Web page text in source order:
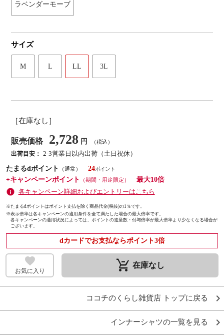
ラベンダーモーブ
サイズ
M L LL 3L
［在庫なし］
販売価格 2,728 円 （税込）
出荷目安： 2-3営業日以内出荷（土日祝休）
たまるdポイント
（通常）
24
+キャンペーンポイント
（期間・用途限定）
最大10倍
各キャンペーン詳細およびエントリーはこちら
※たまるdポイントはポイント支払を除く商品代金(税抜)の1％です。
※表示倍率は各キャンペーンの適用条件を全て満たした場合の最大倍率です。
各キャンペーンの適用状況によっては、ポイントの進呈数・付与倍率が最大倍率より少なくなる場合が
ございます。
dカードでお支払ならポイント3倍
お気に入り remove_shopping_cart 在庫なし
ココチのくらし雑貨店 トップに戻る
インナーシャツの一覧を見る